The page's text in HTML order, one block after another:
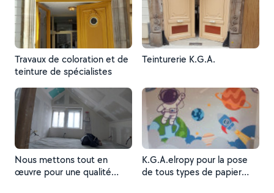
Travaux de coloration et de
teinture de spécialistes
Teinturerie K.G.A.
Nous mettons tout en
œuvre pour une qualité
K.G.A.elropy pour la pose
de tous types de papier